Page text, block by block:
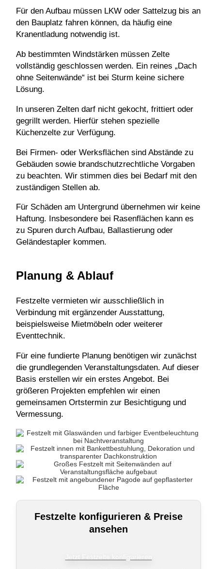
Für den Aufbau müssen LKW oder Sattelzug bis an
den Bauplatz fahren können, da häufig eine
Kranentladung notwendig ist.
Ab bestimmten Windstärken müssen Zelte
vollständig geschlossen werden. Ein reines „Dach
ohne Seitenwände“ ist bei Sturm keine sichere
Lösung.
In unseren Zelten darf nicht gekocht, frittiert oder
gegrillt werden. Hierfür stehen spezielle
Küchenzelte zur Verfügung.
Bei Firmen- oder Werksflächen sind Abstände zu
Gebäuden sowie brandschutzrechtliche Vorgaben
zu beachten. Wir stimmen dies bei Bedarf mit den
zuständigen Stellen ab.
Für Schäden am Untergrund übernehmen wir keine
Haftung. Insbesondere bei Rasenflächen kann es
zu Spuren durch Aufbau, Ballastierung oder
Geländestapler kommen.
Planung & Ablauf
Festzelte vermieten wir ausschließlich in
Verbindung mit ergänzender Ausstattung,
beispielsweise Mietmöbeln oder weiterer
Eventtechnik.
Für eine fundierte Planung benötigen wir zunächst
die grundlegenden Veranstaltungsdaten. Auf dieser
Basis erstellen wir ein erstes Angebot. Bei
größeren Projekten empfehlen wir einen
gemeinsamen Ortstermin zur Besichtigung und
Vermessung.
Festzelte konfigurieren & Preise
ansehen
Jetzt Festzelte konfigurieren